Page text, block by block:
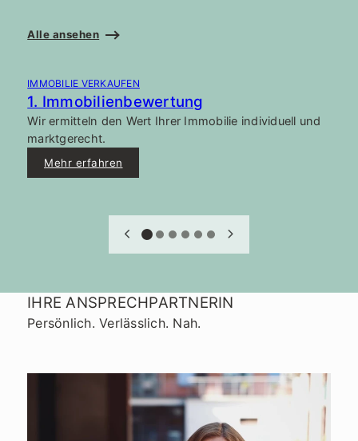
Alle ansehen
IMMOBILIE VERKAUFEN
1. Immobilienbewertung
Wir ermitteln den Wert Ihrer Immobilie individuell und
marktgerecht.
Mehr erfahren
IHRE ANSPRECHPARTNERIN
Persönlich. Verlässlich. Nah.